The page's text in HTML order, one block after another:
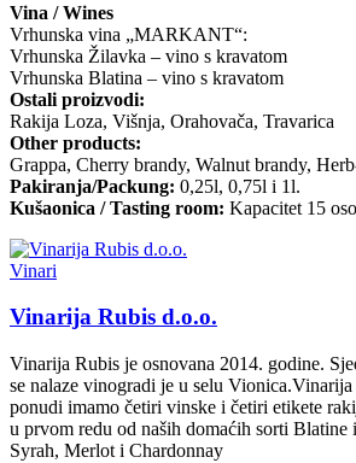
Vina / Wines
Vrhunska vina „MARKANT“:
Vrhunska Žilavka – vino s kravatom
Vrhunska Blatina – vino s kravatom
Ostali proizvodi:
Rakija Loza, Višnja, Orahovača, Travarica
Other products:
Grappa, Cherry brandy, Walnut brandy,
Pakiranja/Packung: 0,25l, 0,75l i 1l.
Kušaonica / Tasting room: Kapacitet 15
Vinari
Vinarija Rubis d.o.o.
Vinarija Rubis je osnovana 2014. godine.
se nalaze vinogradi je u selu
ponudi imamo četiri vinske i četiri etikete
u prvom redu od naših domaćih sorti
Syrah, Merlot i Chardonnay